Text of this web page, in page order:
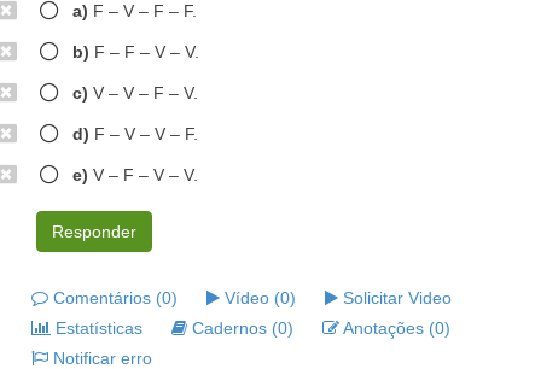
a) F – V – F – F.
b) F – F – V – V.
c) V – V – F – V.
d) F – V – V – F.
e) V – F – V – V.
Responder
Comentários (0) Vídeo (0)
Solicitar Video
Estatísticas
Cadernos (0)
Anotações (0)
Notificar erro